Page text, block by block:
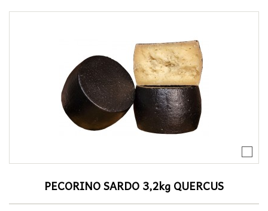
PECORINO SARDO 3,2kg QUERCUS